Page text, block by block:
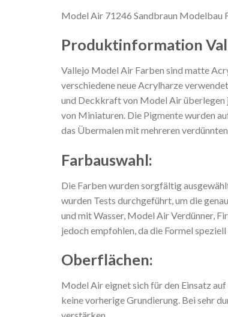
Model Air 71246 Sandbraun Modelbau
Produktinformation
Vallejo Model Air Farben sind matte
verschiedene neue Acrylharze
und Deckkraft von Model Air überlegen
von Miniaturen. Die Pigmente wurden
das Übermalen mit mehreren
Farbauswahl:
Die Farben wurden sorgfältig
wurden Tests durchgeführt, um die
und mit Wasser, Model Air Verdünner,
jedoch empfohlen, da die Formel
Oberflächen:
Model Air eignet sich für den Einsatz
keine vorherige Grundierung. Bei sehr